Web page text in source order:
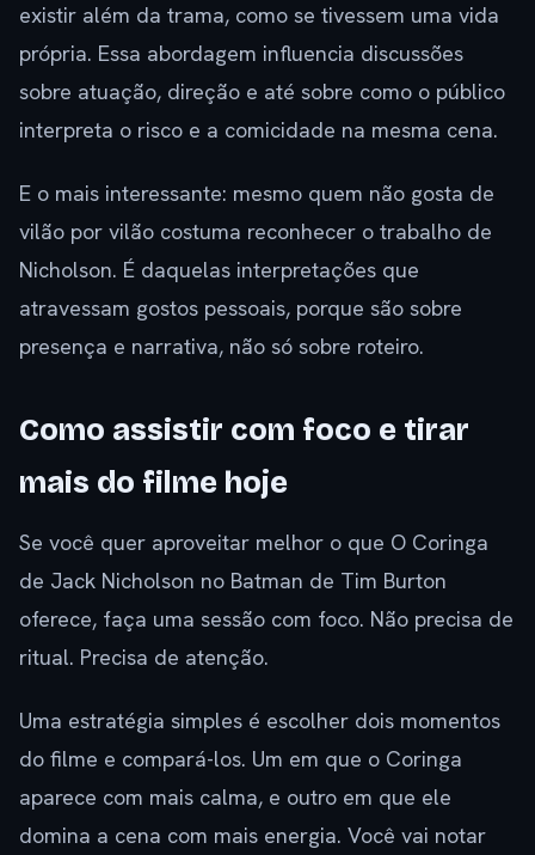
existir além da trama, como se tivessem uma vida
própria. Essa abordagem influencia discussões
sobre atuação, direção e até sobre como o público
interpreta o risco e a comicidade na mesma cena.
E o mais interessante: mesmo quem não gosta de
vilão por vilão costuma reconhecer o trabalho de
Nicholson. É daquelas interpretações que
atravessam gostos pessoais, porque são sobre
presença e narrativa, não só sobre roteiro.
Como assistir com foco e tirar
mais do filme hoje
Se você quer aproveitar melhor o que O Coringa
de Jack Nicholson no Batman de Tim Burton
oferece, faça uma sessão com foco. Não precisa de
ritual. Precisa de atenção.
Uma estratégia simples é escolher dois momentos
do filme e compará-los. Um em que o Coringa
aparece com mais calma, e outro em que ele
domina a cena com mais energia. Você vai notar